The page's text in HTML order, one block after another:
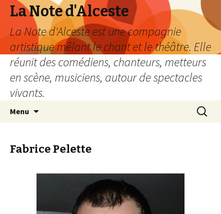
La Note d'Alceste
La Note d'Alceste est une compagnie
artistique mêlant le chant et le théâtre. Elle
réunit des comédiens, chanteurs, metteurs
en scène, musiciens, autour de spectacles
vivants.
Menu
principal
Fabrice Pelette